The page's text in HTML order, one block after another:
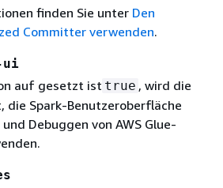
finden Sie unter Den
Committer verwenden.
ui
auf gesetzt ist true , wird die
die Spark-Benutzeroberfläche
Debuggen von AWS Glue-